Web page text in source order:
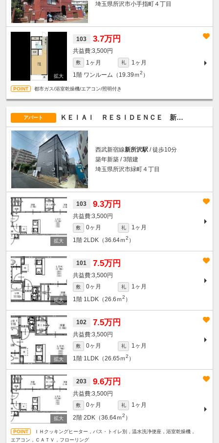
埼玉県所沢市小手指町４丁目
103 3.7万円
3,500円
敷 1ヶ月 礼
1ヶ月
1階 ワンルーム（19.39ｍ2 ）
都市ガス/浴室乾燥機/エアコン/照明付き
アパート ＫＥＩＡＩ ＲＥＳＩＤＥＮＣＥ 新所沢
西武新宿線新所沢駅 / 徒歩10分
築年新築 / 3階建
埼玉県所沢市緑町４丁目
103 9.3万円
3,500円
敷 0ヶ月 礼
1ヶ月
1階 2LDK（36.64ｍ2 ）
101 7.5万円
3,500円
敷 0ヶ月 礼
1ヶ月
1階 1LDK（26.6ｍ2 ）
102 7.5万円
3,500円
敷 0ヶ月 礼
1ヶ月
1階 1LDK（26.65ｍ2 ）
203 9.6万円
3,500円
敷 0ヶ月 礼
1ヶ月
2階 2DK（36.64ｍ2 ）
ＩＨクッキングヒーター，バス・トイレ別，温水洗浄便座，浴室乾燥機，
エアコン，ＣＡＴＶ，フローリング